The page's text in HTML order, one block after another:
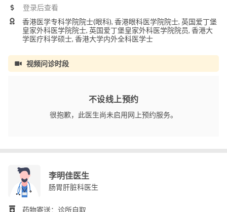
登录后查看
香港医学专科学院院士(眼科), 香港眼科医学院院士, 英国爱丁堡
皇家外科医学院院士, 英国爱丁堡皇家外科医学院院员, 香港大
学医疗科学硕士, 香港大学内外全科医学士
视频问诊时段
不设线上预约
很抱歉，此医生尚未启用网上预约服务。
李明佳医生
肠胃肝脏科医生
药物寄送：诊所自取